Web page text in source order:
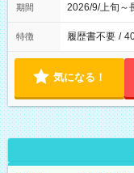
期間 2026/9/上旬～
特徴 履歴書不要 /
気になる！